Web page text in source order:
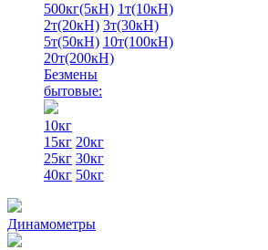
500кг(5кН) 1т(10кН)
2т(20кН) 3т(30кН)
5т(50кН) 10т(100кН)
20т(200кН)
Безмены
бытовые:
10кг
15кг 20кг
25кг 30кг
40кг 50кг
Динамометры